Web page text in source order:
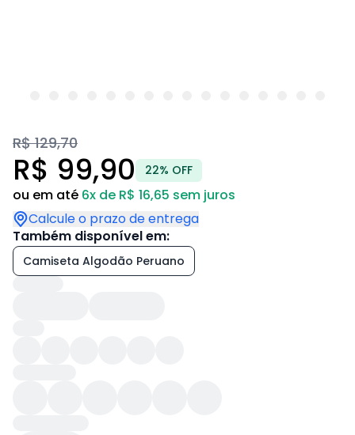
R$ 129,70
R$ 99,90 22% OFF
ou em até 6x de R$ 16,65 sem juros
Calcule o prazo de entrega
Também disponível em:
Camiseta Algodão Peruano